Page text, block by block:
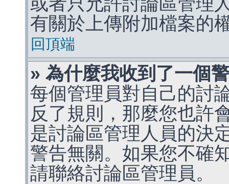
有關於上傳附加檔案的
回頂端
» 為什麼我收到了一個
每個管理員對自己的討
反了規則，那麼您也許
是討論區管理人員的決
警告無關。如果您不確
請聯絡討論區管理員。